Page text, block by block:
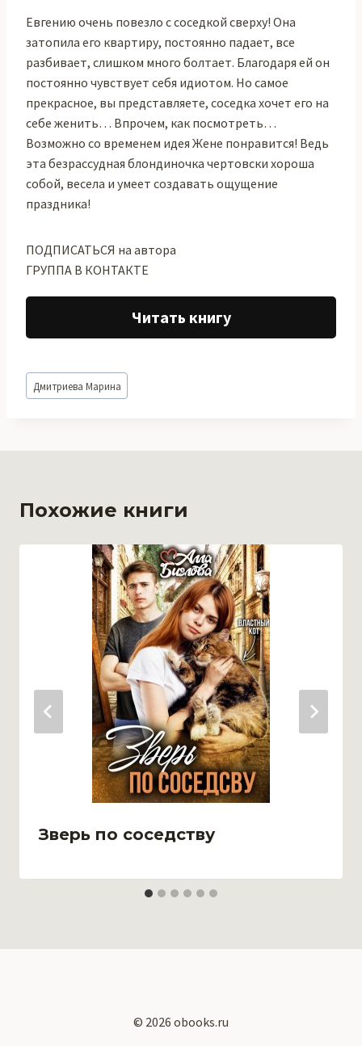
Евгению очень повезло с соседкой сверху! Она
затопила его квартиру, постоянно падает, все
разбивает, слишком много болтает. Благодаря ей он
постоянно чувствует себя идиотом. Но самое
прекрасное, вы представляете, соседка хочет его на
себе женить… Впрочем, как посмотреть…
Возможно со временем идея Жене понравится! Ведь
эта безрассудная блондиночка чертовски хороша
собой, весела и умеет создавать ощущение
праздника!
ПОДПИСАТЬСЯ на автора
ГРУППА В КОНТАКТЕ
Читать книгу
Метки
записи:
Дмитриева Марина
Похожие книги
Зверь по соседству
© 2026 obooks.ru